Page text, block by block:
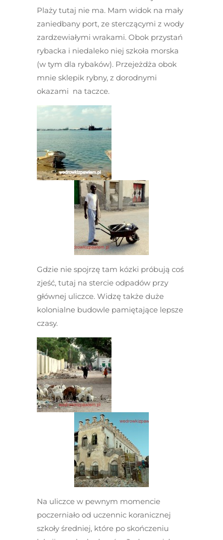
Plaży tutaj nie ma. Mam widok na mały
zaniedbany port, ze sterczącymi z wody
zardzewiałymi wrakami. Obok przystań
rybacka i niedaleko niej szkoła morska
(w tym dla rybaków). Przejeżdża obok
mnie sklepik rybny, z dorodnymi
okazami na taczce.
Gdzie nie spojrzę tam kózki próbują coś
zjeść, tutaj na stercie odpadów przy
głównej uliczce. Widzę także duże
kolonialne budowle pamiętające lepsze
czasy.
Na uliczce w pewnym momencie
poczerniało od uczennic koranicznej
szkoły średniej, które po skończeniu